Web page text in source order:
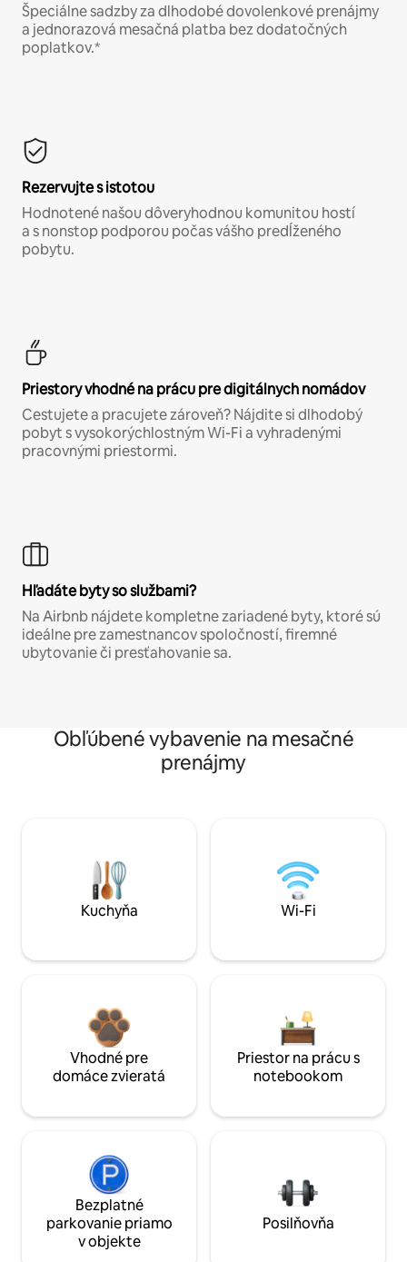
Špeciálne sadzby za dlhodobé dovolenkové prenájmy
a jednorazová mesačná platba bez dodatočných
poplatkov.*
Rezervujte s istotou
Hodnotené našou dôveryhodnou komunitou hostí
a s nonstop podporou počas vášho predĺženého
pobytu.
Priestory vhodné na prácu pre digitálnych nomádov
Cestujete a pracujete zároveň? Nájdite si dlhodobý
pobyt s vysokorýchlostným Wi-Fi a vyhradenými
pracovnými priestormi.
Hľadáte byty so službami?
Na Airbnb nájdete kompletne zariadené byty, ktoré sú
ideálne pre zamestnancov spoločností, firemné
ubytovanie či presťahovanie sa.
Obľúbené vybavenie na mesačné
prenájmy
Kuchyňa Wi-Fi
Vhodné pre
domáce zvieratá
Priestor na prácu s
notebookom
Bezplatné
parkovanie priamo
v objekte
Posilňovňa